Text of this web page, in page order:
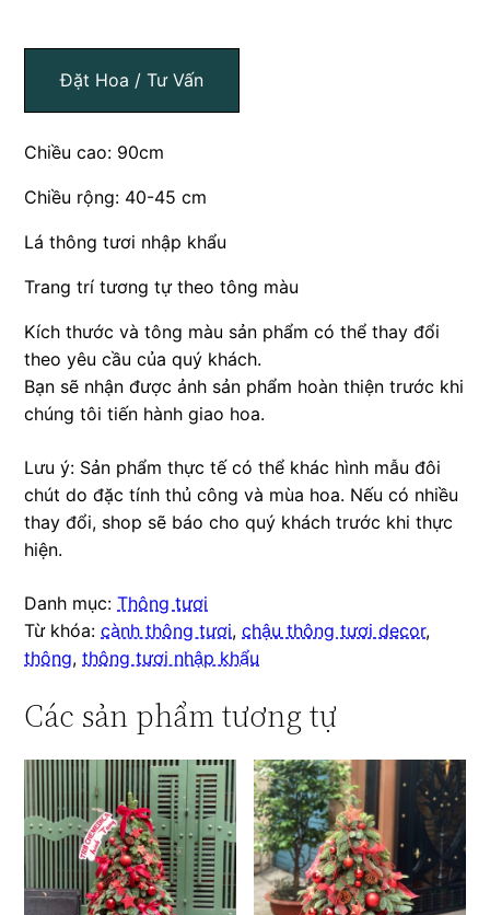
Đặt Hoa / Tư Vấn
Chiều cao: 90cm
Chiều rộng: 40-45 cm
Lá thông tươi nhập khẩu
Trang trí tương tự theo tông màu
Kích thước và tông màu sản phẩm có thể thay đổi
theo yêu cầu của quý khách.
Bạn sẽ nhận được ảnh sản phẩm hoàn thiện trước khi
chúng tôi tiến hành giao hoa.
Lưu ý: Sản phẩm thực tế có thể khác hình mẫu đôi
chút do đặc tính thủ công và mùa hoa. Nếu có nhiều
thay đổi, shop sẽ báo cho quý khách trước khi thực
hiện.
Danh mục:Thông tươi
Từ khóa:cành thông tươi,chậu thông tươi decor,
thông,thông tươi nhập khẩu
Các sản phẩm tương tự